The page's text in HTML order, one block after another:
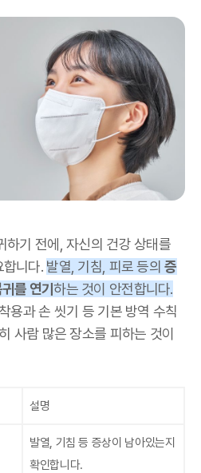
하기 전에, 자신의 건강 상태를
니다. 발열, 기침, 피로 등의증
를 연기하는 것이 안전합니다.
용과 손 씻기 등 기본 방역 수칙
사람 많은 장소를 피하는 것이
설명
발열, 기침 등 증상이 남아있는지
확인합니다.